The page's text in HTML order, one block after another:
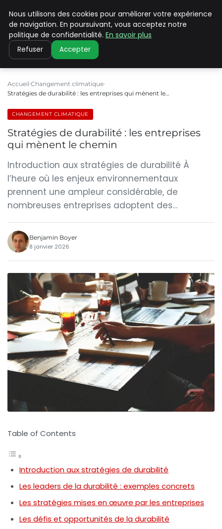
CLIMATE C ADVANCED
Accueil Changement climatique
Stratégies de durabilité : les entreprises qui mènent le…
CHANGEMENT CLIMATIQUE
Stratégies de durabilité : les entreprises
qui mènent le chemin
Introduction aux stratégies de durabilité À
l’heure où les enjeux environnementaux
prennent une ampleur considérable, de
nombreuses entreprises adoptent des…
Benjamin Boyer
8 janvier 2026
Table of Contents
Introduction aux stratégies de durabilité
Les leaders de la durabilité : exemples concrets
Les stratégies mises en œuvre par les entreprises
Les défis et opportunités de la durabilité
Nous utilisons des cookies pour améliorer votre expérience
de navigation. En poursuivant, vous acceptez notre
politique de confidentialité. En savoir plus
Refuser Accepter